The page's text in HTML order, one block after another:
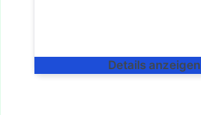
Details anzeigen